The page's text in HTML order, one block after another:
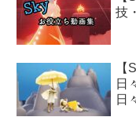
技
日
日